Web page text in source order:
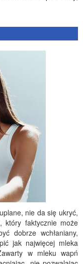
nie da się ukryć,
który faktycznie może
dobrze wchłaniany,
jak najwięcej mleka
w mleku wapń